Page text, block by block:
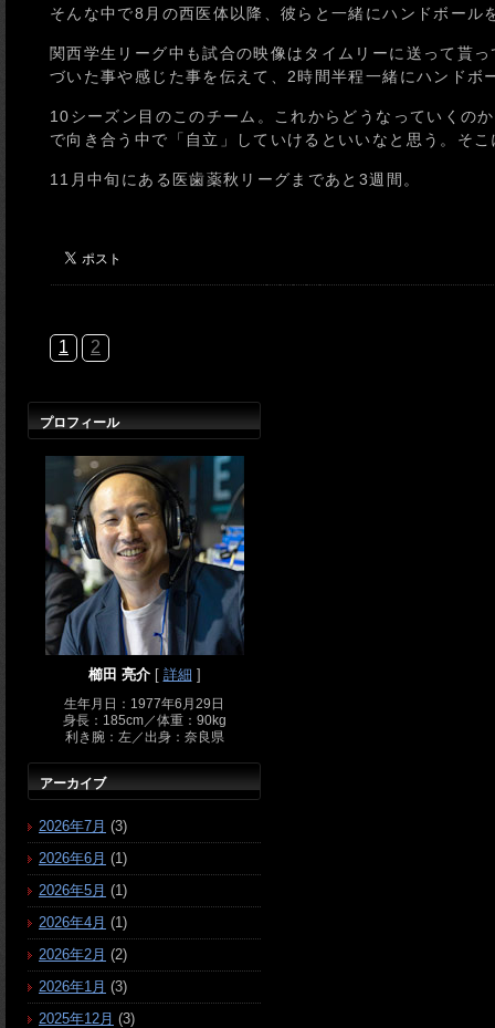
そんな中で8月の西医体以降、彼らと一緒にハンドボール
関西学生リーグ中も試合の映像はタイムリーに送って貰
づいた事や感じた事を伝えて、2時間半程一緒にハンドボ
10シーズン目のこのチーム。これからどうなっていくの
で向き合う中で「自立」していけるといいなと思う。そ
11月中旬にある医歯薬秋リーグまであと3週間。
1 2
プロフィール
櫛田 亮介[ 詳細 ]
生年月日：1977年6月29日
身長：185cm／体重：90kg
利き腕：左／出身：奈良県
アーカイブ
2026年7月 (3)
2026年6月 (1)
2026年5月 (1)
2026年4月 (1)
2026年2月 (2)
2026年1月 (3)
2025年12月 (3)